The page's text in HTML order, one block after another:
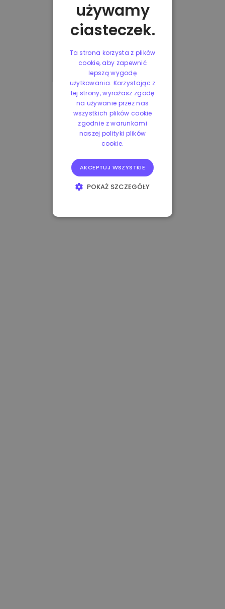
używamy
ciasteczek.
Ta strona korzysta z plików
cookie, aby zapewnić
lepszą wygodę
użytkowania. Korzystając z
tej strony, wyrażasz zgodę
na używanie przez nas
wszystkich plików cookie
zgodnie z warunkami
naszej polityki plików
cookie.
AKCEPTUJ WSZYSTKIE
POKAŻ SZCZEGÓŁY